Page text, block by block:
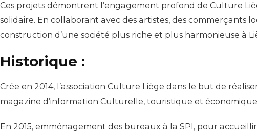
Ces projets démontrent l’engagement profond de Culture
solidaire. En collaborant avec des artistes, des
construction d’une société plus riche et plus harmonieuse à
Historique :
Crée en 2014, l’association Culture Liège dans le but de
magazine d’information Culturelle, touristique et
En 2015, emménagement des bureaux à la SPI, pour